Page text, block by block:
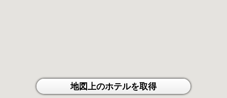
地図上のホテルを取得